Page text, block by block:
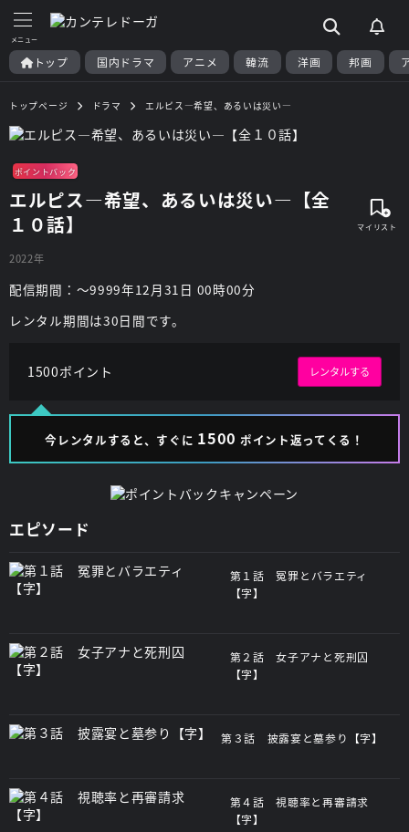
トップ 国内ドラマ アニメ 韓流 洋画 邦画
トップページ ドラマ エルピス―希望、あるいは災い―
ポイントバック
エルピス―希望、あるいは災い―【全
１０話】
2022年
配信期間：～9999年12月31日 00時00分
レンタル期間は30日間です。
1500ポイント レンタルする
今レンタルすると、すぐに 1500 ポイント返ってくる！
エピソード
第１話 冤罪とバラエティ
【字】
第２話 女子アナと死刑囚
【字】
第３話 披露宴と墓参り【字】
第４話 視聴率と再審請求
【字】